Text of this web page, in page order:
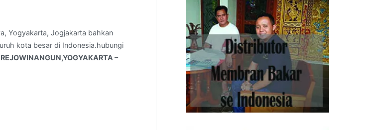
Yogyakarta, Jogjakarta bahkan
kota besar di Indonesia.hubungi
–